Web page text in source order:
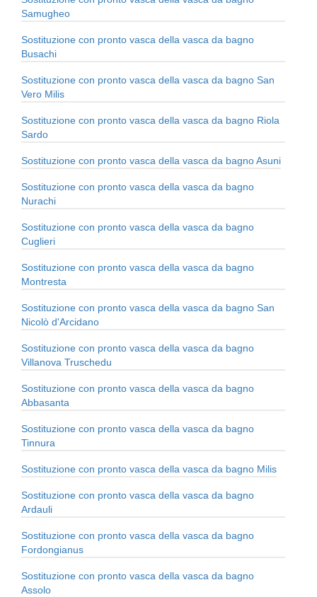
Samugheo
Sostituzione con pronto vasca della vasca da bagno
Busachi
Sostituzione con pronto vasca della vasca da bagno San
Vero Milis
Sostituzione con pronto vasca della vasca da bagno Riola
Sardo
Sostituzione con pronto vasca della vasca da bagno Asuni
Sostituzione con pronto vasca della vasca da bagno
Nurachi
Sostituzione con pronto vasca della vasca da bagno
Cuglieri
Sostituzione con pronto vasca della vasca da bagno
Montresta
Sostituzione con pronto vasca della vasca da bagno San
Nicolò d'Arcidano
Sostituzione con pronto vasca della vasca da bagno
Villanova Truschedu
Sostituzione con pronto vasca della vasca da bagno
Abbasanta
Sostituzione con pronto vasca della vasca da bagno
Tinnura
Sostituzione con pronto vasca della vasca da bagno Milis
Sostituzione con pronto vasca della vasca da bagno
Ardauli
Sostituzione con pronto vasca della vasca da bagno
Fordongianus
Sostituzione con pronto vasca della vasca da bagno
Assolo